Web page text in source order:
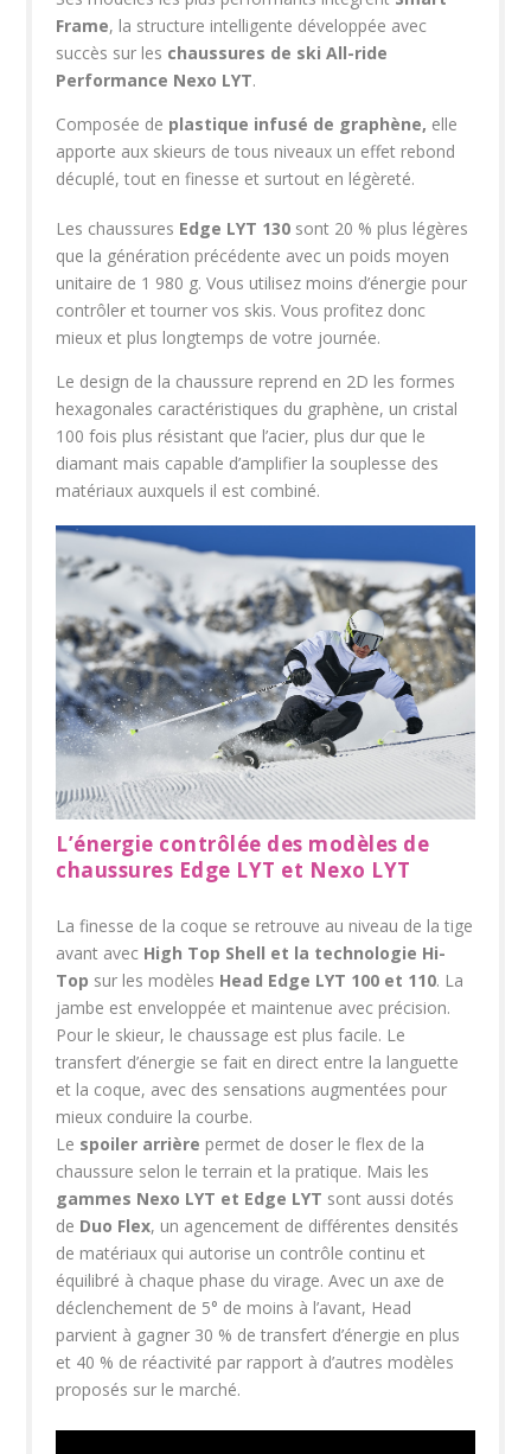
Frame, la structure intelligente développée avec
succès sur les chaussures de ski All-ride
Performance Nexo LYT.
Composée de plastique infusé de graphène, elle
apporte aux skieurs de tous niveaux un effet rebond
décuplé, tout en finesse et surtout en légèreté.
Les chaussures Edge LYT 130 sont 20 % plus légères
que la génération précédente avec un poids moyen
unitaire de 1 980 g. Vous utilisez moins d’énergie pour
contrôler et tourner vos skis. Vous profitez donc
mieux et plus longtemps de votre journée.
Le design de la chaussure reprend en 2D les formes
hexagonales caractéristiques du graphène, un cristal
100 fois plus résistant que l’acier, plus dur que le
diamant mais capable d’amplifier la souplesse des
matériaux auxquels il est combiné.
L’énergie contrôlée des modèles de
chaussures Edge LYT et Nexo LYT
La finesse de la coque se retrouve au niveau de la tige
avant avec High Top Shell et la technologie Hi-
Top sur les modèles Head Edge LYT 100 et 110. La
jambe est enveloppée et maintenue avec précision.
Pour le skieur, le chaussage est plus facile. Le
transfert d’énergie se fait en direct entre la languette
et la coque, avec des sensations augmentées pour
mieux conduire la courbe.
Le spoiler arrière permet de doser le flex de la
chaussure selon le terrain et la pratique. Mais les
gammes Nexo LYT et Edge LYT sont aussi dotés
de Duo Flex, un agencement de différentes densités
de matériaux qui autorise un contrôle continu et
équilibré à chaque phase du virage. Avec un axe de
déclenchement de 5° de moins à l’avant, Head
parvient à gagner 30 % de transfert d’énergie en plus
et 40 % de réactivité par rapport à d’autres modèles
proposés sur le marché.